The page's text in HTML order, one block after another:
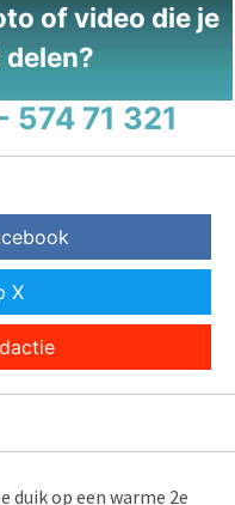
of video die je
574 71 321
X
duik op een warme 2e